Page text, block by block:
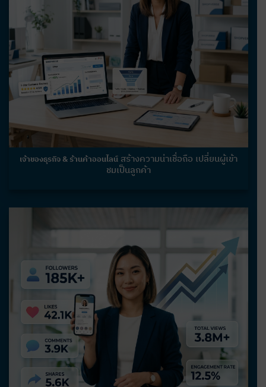
เจ้าของธุรกิจ & ร้านค้าออนไลน์ สร้างความน่าเชื่อถือ เปลี่ยนผู้เข้า
ชมเป็นลูกค้า